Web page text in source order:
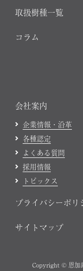
取扱樹種一覧
コラム
会社案内
企業情報・沿革
各種認定
よくある質問
採用情報
トピックス
プライバシーポリ
サイトマップ
Copyright © 恩加